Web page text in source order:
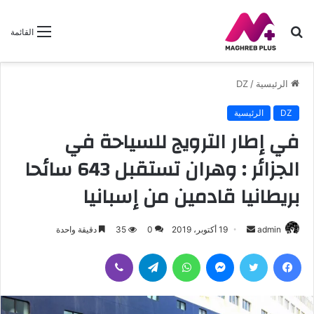
القائمة
بحث
عن
الرئيسية /
DZ
DZ الرئيسية
في إطار الترويج للسياحة في
الجزائر : وهران تستقبل 643 سائحا
بريطانيا قادمين من إسبانيا
admin
س
ل
ب
19 أكتوبر، 2019 0
35 دقيقة واحدة